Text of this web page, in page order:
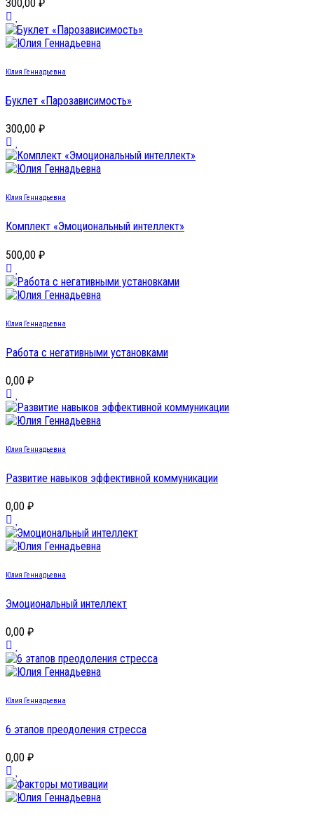
300,00 ₽
Юлия Геннадьевна
Буклет «Парозависимость»
300,00 ₽
Юлия Геннадьевна
Комплект «Эмоциональный интеллект»
500,00 ₽
Юлия Геннадьевна
Работа с негативными установками
0,00 ₽
Юлия Геннадьевна
Развитие навыков эффективной коммуникации
0,00 ₽
Юлия Геннадьевна
Эмоциональный интеллект
0,00 ₽
Юлия Геннадьевна
6 этапов преодоления стресса
0,00 ₽